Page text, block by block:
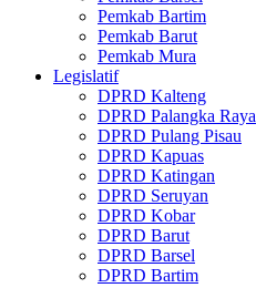
Pemkab Bartim
Pemkab Barut
Pemkab Mura
Legislatif
DPRD Kalteng
DPRD Palangka Raya
DPRD Pulang Pisau
DPRD Kapuas
DPRD Katingan
DPRD Seruyan
DPRD Kobar
DPRD Barut
DPRD Barsel
DPRD Bartim